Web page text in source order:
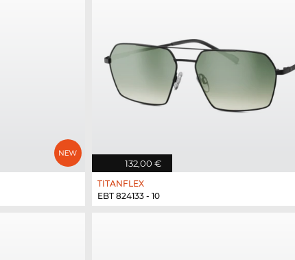
132,00 €
TITANFLEX
EBT 824133 - 10